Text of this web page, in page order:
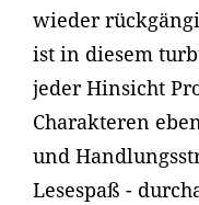
wieder
ist in diesem
jeder Hinsicht
Charakteren
und
Lesespaß -